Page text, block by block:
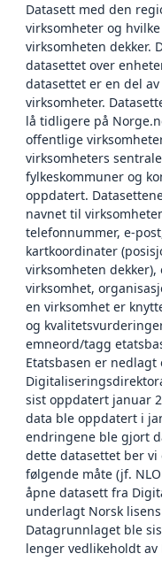
Datasett med den
virksomheter og
virksomheten dekker.
datasettet over
datasettet er en del
virksomheter.
lå tidligere på
offentlige
virksomheters
fylkeskommuner og
oppdatert.
navnet til
telefonnummer, e-
kartkoordinater
virksomheten
virksomhet,
en virksomhet er
og
emneord/tagg
Etatsbasen er
sist oppdatert januar
data ble oppdatert i
endringene ble gjort
dette datasettet ber
følgende måte (jf.
åpne datasett fra
underlagt Norsk
Datagrunnlaget ble
lenger vedlikeholdt